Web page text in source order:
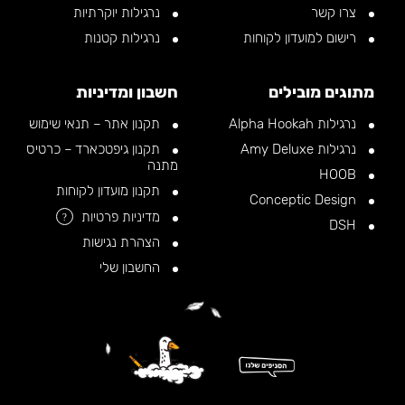
צרו קשר
רישום למועדון לקוחות
נרגילות יוקרתיות
נרגילות קטנות
מתוגים מובילים
נרגילות Alpha Hookah
נרגילות Amy Deluxe
חשבון ומדיניות
תקנון אתר – תנאי שימוש
תקנון גיפטכארד – כרטיס
מתנה
תקנון מועדון לקוחות
מדיניות פרטיות
?
הצהרת נגישות
החשבון שלי